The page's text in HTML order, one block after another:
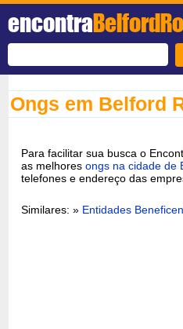
encontra
Ongs em Belford
Para facilitar sua busca o
as melhoresongs na cidade de
telefones e endereço das
Similares: » Entidades